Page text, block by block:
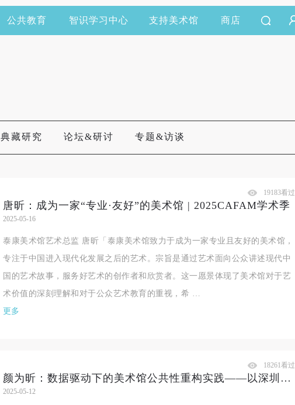
公共教育 智识学习中心 支持美术馆 商店
典藏研究 论坛&研讨 专题&访谈
唐昕：成为一家“专业·友好”的美术馆 | 2025CAFAM学术季
2025-05-16
19183看过
泰康美术馆艺术总监 唐昕「泰康美术馆致力于成为一家专业且友好的美术馆，
专注于中国进入现代化发展之后的艺术。宗旨是通过艺术面向公众讲述现代中
国的艺术故事，服务好艺术的创作者和欣赏者。这一愿景体现了美术馆对于艺
术价值的深刻理解和对于公众艺术教育的重视，希 …
更多
颜为昕：数据驱动下的美术馆公共性重构实践——以深圳市当代艺术与城市规划馆为例 | 2025CAFAM学术季
2025-05-12
18261看过